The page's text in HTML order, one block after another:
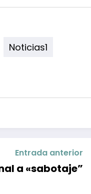
Noticias1
Entrada anterior
a «sabotaje”